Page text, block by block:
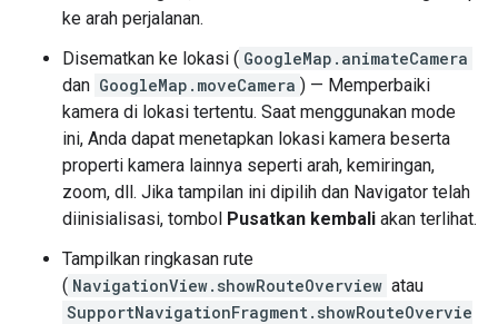
ke arah perjalanan.
Disematkan ke lokasi ( GoogleMap.animateCamera
dan GoogleMap.moveCamera ) — Memperbaiki
kamera di lokasi tertentu. Saat menggunakan mode
ini, Anda dapat menetapkan lokasi kamera beserta
properti kamera lainnya seperti arah, kemiringan,
zoom, dll. Jika tampilan ini dipilih dan Navigator telah
diinisialisasi, tombol Pusatkan kembali akan terlihat.
Tampilkan ringkasan rute
( NavigationView.showRouteOverview atau
SupportNavigationFragment.showRouteOvervie